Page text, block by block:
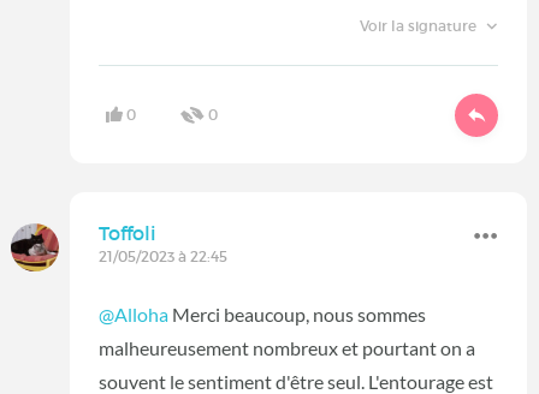
Voir la signature
0 0
Toffoli
21/05/2023 à 22:45
@Alloha Merci beaucoup, nous sommes
malheureusement nombreux et pourtant on a
souvent le sentiment d'être seul. L'entourage est